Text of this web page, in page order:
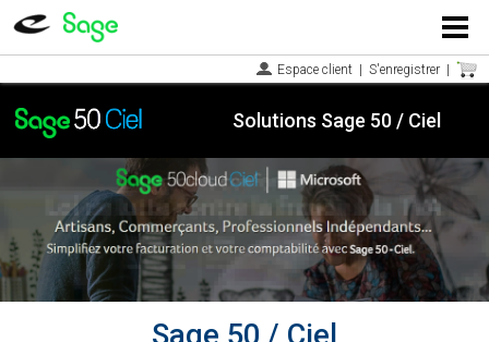
Menu
Espace client S'enregistrer
Solutions Sage 50 / Ciel